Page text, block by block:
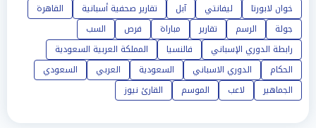
خوان لابورتا
ليفانتي آبل تقارير صحفية أسبانية
القاهرة
جولة
الرسم تقارير مباراة فرص
السب
رابطة الدوري الإسباني
فالنسيا
المملكة العربية السعودية
الحكام
الدوري الاسباني السعودية العربي
السعودي
الجماهير
لاعب الموسم القارئ نيوز